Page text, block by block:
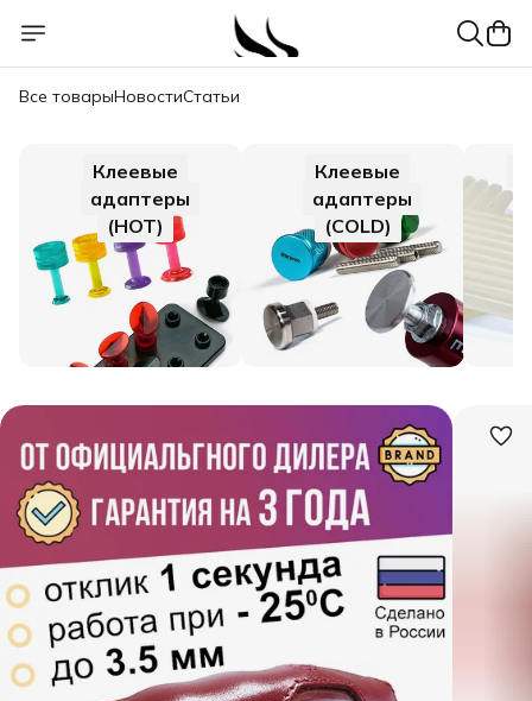
Все товарыНовостиСтатьи
Клеевые
адаптеры
(HOT)
Клеевые
адаптеры
(COLD)